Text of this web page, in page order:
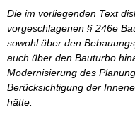
Die im vorliegenden Text
vorgeschlagenen § 246e
sowohl über den
auch über den Bauturbo
Modernisierung des
Berücksichtigung der
hätte.